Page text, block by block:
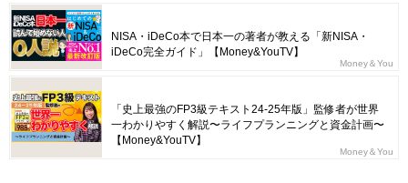
NISA・iDeCo本で日本一の著者が教える「新NISA・
iDeCo完全ガイド」【Money&YouTV】
Money＆You
「史上最強のFP3級テキスト24-25年版」監修者が世界
一わかりやすく解説〜ライフプランニングと資金計画〜
【Money&YouTV】
Money＆You